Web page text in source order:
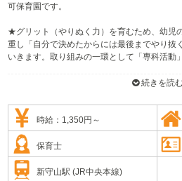
可保育園です。
★グリット（やりぬく力）を育むため、幼児
重し「自分で決めたからには最後までやり抜
いきます。取り組みの一環として「専科活動
5歳児の縦割り活動で行われます。
じ、次の頑張りに繋がっていきます。
★保育目標は「自立心のある子・がんばる力
で、グリット力を育み、たくさん話し合いを
ことに変わる体験を積み重ね、どんな時も希
きます。
続きを読
時給：1,350円～
保育士
新守山駅 (JR中央本線)